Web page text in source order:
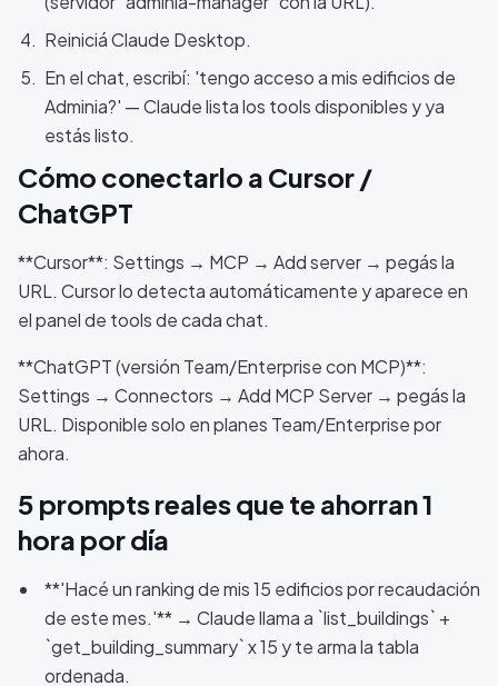
Reiniciá Claude Desktop.
En el chat, escribí: 'tengo acceso a mis edificios de
Adminia?' — Claude lista los tools disponibles y ya
estás listo.
Cómo conectarlo a Cursor /
ChatGPT
**Cursor**: Settings → MCP → Add server → pegás la
URL. Cursor lo detecta automáticamente y aparece en
el panel de tools de cada chat.
**ChatGPT (versión Team/Enterprise con MCP)**:
Settings → Connectors → Add MCP Server → pegás la
URL. Disponible solo en planes Team/Enterprise por
ahora.
5 prompts reales que te ahorran 1
hora por día
**'Hacé un ranking de mis 15 edificios por recaudación
de este mes.'** → Claude llama a `list_buildings` +
`get_building_summary` x 15 y te arma la tabla
ordenada.